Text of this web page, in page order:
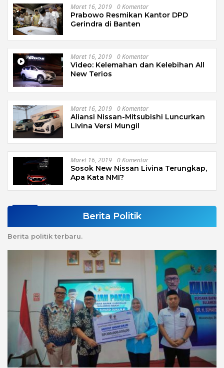
Maret 16, 2019 0 Komentar
Prabowo Resmikan Kantor DPD
Gerindra di Banten
Maret 16, 2019 0 Komentar
Video: Kelemahan dan Kelebihan All
New Terios
Maret 16, 2019 0 Komentar
Aliansi Nissan-Mitsubishi Luncurkan
Livina Versi Mungil
Maret 16, 2019 0 Komentar
Sosok New Nissan Livina Terungkap,
Apa Kata NMI?
Berita Politik
Berita politik terbaru.